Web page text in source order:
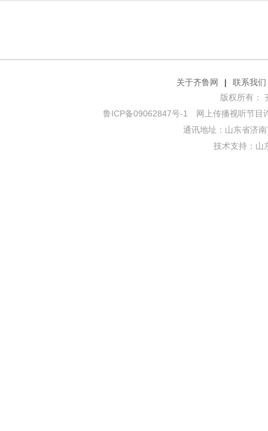
关于齐鲁网 |
联系我们
版权所有：
鲁ICP备09062847号-1
网上传播视听节目
通讯地址：山东省济
技术支持： 山